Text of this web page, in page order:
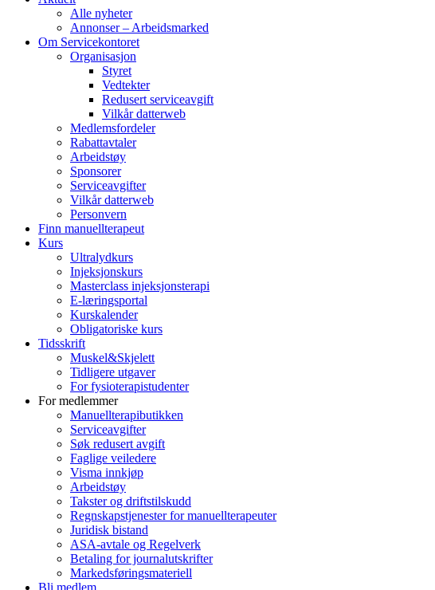
Alle nyheter
Annonser – Arbeidsmarked
Om Servicekontoret
Organisasjon
Styret
Vedtekter
Redusert serviceavgift
Vilkår datterweb
Medlemsfordeler
Rabattavtaler
Arbeidstøy
Sponsorer
Serviceavgifter
Vilkår datterweb
Personvern
Finn manuellterapeut
Kurs
Ultralydkurs
Injeksjonskurs
Masterclass injeksjonsterapi
E-læringsportal
Kurskalender
Obligatoriske kurs
Tidsskrift
Muskel&Skjelett
Tidligere utgaver
For fysioterapistudenter
For medlemmer
Manuellterapibutikken
Serviceavgifter
Søk redusert avgift
Faglige veiledere
Visma innkjøp
Arbeidstøy
Takster og driftstilskudd
Regnskapstjenester for manuellterapeuter
Juridisk bistand
ASA-avtale og Regelverk
Betaling for journalutskrifter
Markedsføringsmateriell
Bli medlem